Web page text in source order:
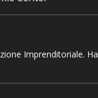
Imprenditoriale.